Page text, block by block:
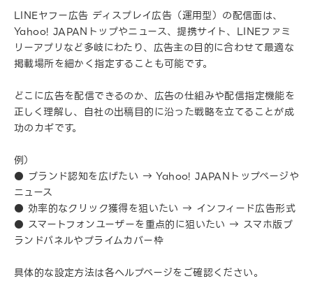
LINEヤフー広告 ディスプレイ広告（運用型）の配信面は、
Yahoo! JAPANトップやニュース、提携サイト、LINEファミ
リーアプリなど多岐にわたり、広告主の目的に合わせて最適な
掲載場所を細かく指定することも可能です。
どこに広告を配信できるのか、広告の仕組みや配信指定機能を
正しく理解し、自社の出稿目的に沿った戦略を立てることが成
功のカギです。
例）
● ブランド認知を広げたい → Yahoo! JAPANトップページや
ニュース
● 効率的なクリック獲得を狙いたい → インフィード広告形式
● スマートフォンユーザーを重点的に狙いたい → スマホ版ブ
ランドパネルやプライムカバー枠
具体的な設定方法は各ヘルプページをご確認ください。